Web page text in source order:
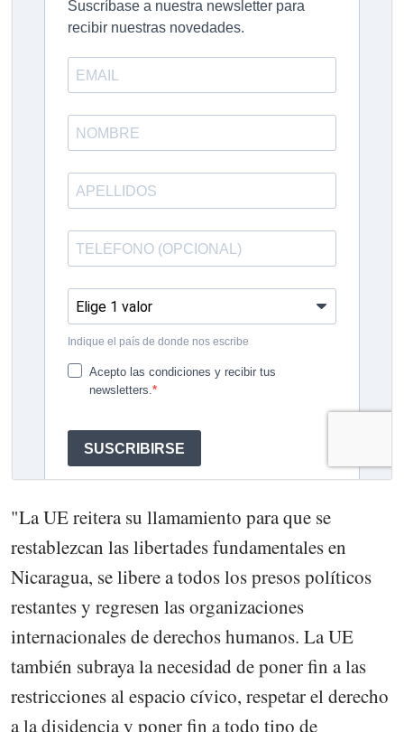
"La UE reitera su llamamiento para que se
restablezcan las libertades fundamentales en
Nicaragua, se libere a todos los presos políticos
restantes y regresen las organizaciones
internacionales de derechos humanos. La UE
también subraya la necesidad de poner fin a las
restricciones al espacio cívico, respetar el derecho
a la disidencia y poner fin a todo tipo de